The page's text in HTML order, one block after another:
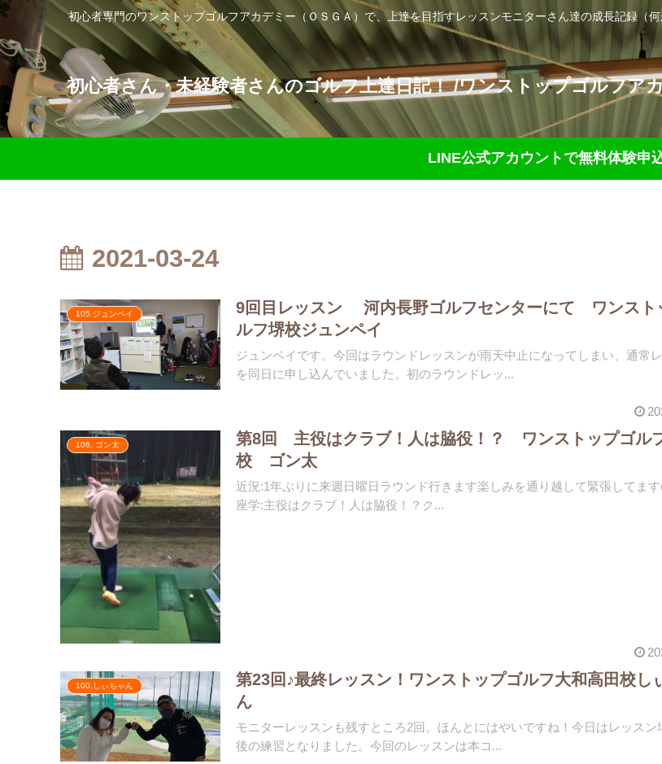
初心者専門のワンストップゴルフアカデミー（ＯＳＧＡ）で、上達を目指すレッスンモニターさん達の成長記録（
初心者さん・未経験者さんのゴルフ上達日記！ /ワンストップゴルフア
LINE公式アカウントで無料体験申
2021-03-24
105.ジュンペイ
9回目レッスン 河内長野ゴルフセンターにて ワンスト
ルフ堺校ジュンペイ
ジュンペイです。今回はラウンドレッスンが雨天中止になってしまい、通常
を同日に申し込んでいました。初のラウンドレッ...
106. ゴン太
第8回 主役はクラブ！人は脇役！？ ワンストップゴル
校 ゴン太
近況:️1年ぶりに来週日曜日ラウンド行きます楽しみを通り越して緊張してま
座学:主役はクラブ！人は脇役！？ク...
100.しぃちゃん
第23回♪最終レッスン！ワンストップゴルフ大和高田校し
ん
モニターレッスンも残すところ2回。ほんとにはやいですね！今日はレッスン
後の練習となりました。今回のレッスンは本コ...